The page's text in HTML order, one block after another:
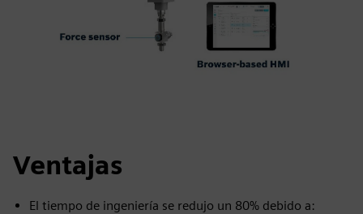
Ventajas
El tiempo de ingeniería se redujo un 80% debido a: